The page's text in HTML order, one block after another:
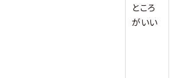
ところ
がいい